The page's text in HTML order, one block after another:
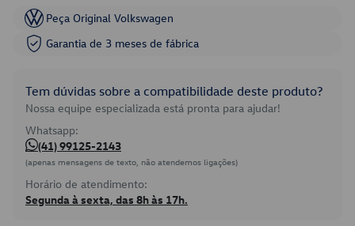
Peça Original Volkswagen
Garantia de 3 meses de fábrica
Tem dúvidas sobre a compatibilidade deste produto?
Nossa equipe especializada está pronta para ajudar!
Whatsapp:
(41) 99125-2143
(apenas mensagens de texto, não atendemos ligações)
Horário de atendimento:
Segunda à sexta, das 8h às 17h.